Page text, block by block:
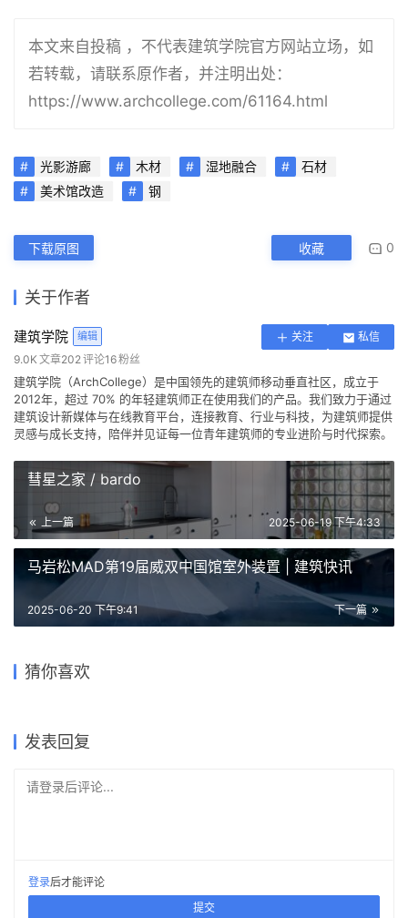
本文来自投稿 ，不代表建筑学院官方网站立场，如
若转载，请联系原作者，并注明出处：
https://www.archcollege.com/61164.html
光影游廊 木材 湿地融合
石材
美术馆改造
钢
下载原图 收藏 0
关于作者
建筑学院 编辑 关注
私信
9.0K 文章202评论16粉丝
建筑学院（ArchCollege）是中国领先的建筑师移动垂直社区，成立于
2012年，超过 70% 的年轻建筑师正在使用我们的产品。我们致力于通过
建筑设计新媒体与在线教育平台，连接教育、行业与科技，为建筑师提供
灵感与成长支持，陪伴并见证每一位青年建筑师的专业进阶与时代探索。
彗星之家 / bardo
上一篇 2025-06-19 下午4:33
马岩松MAD第19届威双中国馆室外装置 | 建筑快讯
下一篇
2025-06-20 下午9:41
猜你喜欢
彼得罗尔大屠杀纪念碑
筑事务所｜Caruso St John
London Gallery | 6a 建筑事
发表回复
请登录后评论...
登录后才能评论
提交